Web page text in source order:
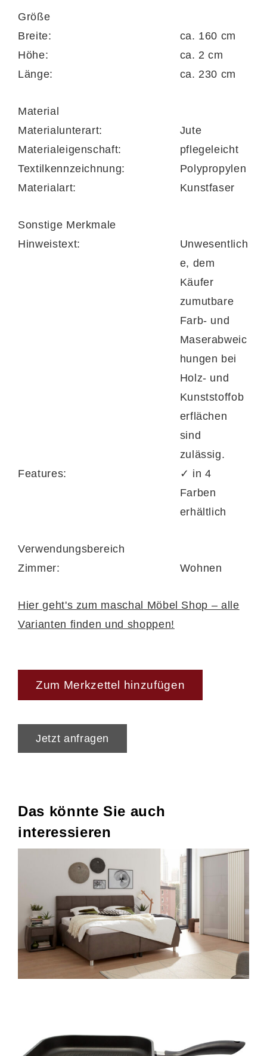
ist.
Größe
Breite:
ca. 160 cm
Höhe:
ca. 2 cm
Länge:
ca. 230 cm
Material
Materialunterart:
Jute
Materialeigenschaft:
pflegeleicht
Textilkennzeichnung:
Polypropylen
Materialart:
Kunstfaser
Sonstige Merkmale
Hinweistext:
Unwesentlich
e, dem
Käufer
zumutbare
Farb- und
Maserabweic
hungen bei
Holz- und
Kunststoffob
erflächen
sind
zulässig.
Features:
✓ in 4
Farben
erhältlich
Verwendungsbereich
Zimmer:
Wohnen
Hier geht's zum maschal Möbel Shop – alle
Varianten finden und shoppen!
Zum Merkzettel hinzufügen
Jetzt anfragen
Das könnte Sie auch
interessieren